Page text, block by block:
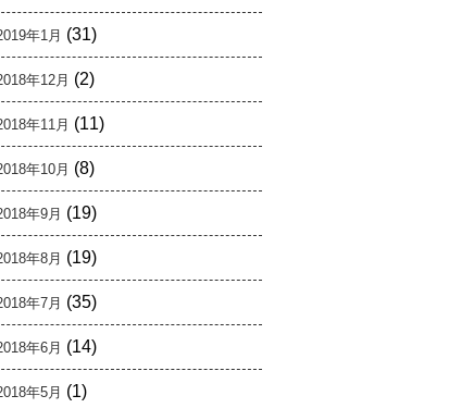
年1月 (31)
年12月 (2)
年11月 (11)
年10月 (8)
年9月 (19)
年8月 (19)
年7月 (35)
年6月 (14)
年5月 (1)